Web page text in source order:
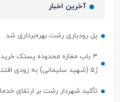
۳ باب مغازه محدوده پستک
تأکید شهردار رشت بر ارتقای
ابر قهرمانان مرموز، نخستین سریال